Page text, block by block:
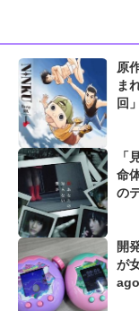
原
ま
回
「
命
の
開
が女